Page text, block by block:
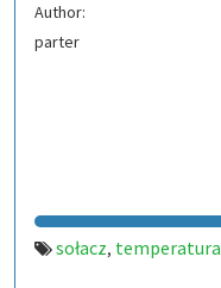
Author:
parter
sołacz, temperatura